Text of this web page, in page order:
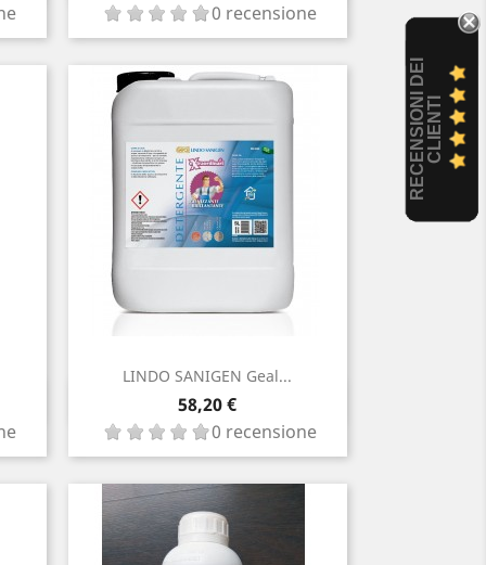
0 recensione
LINDO SANIGEN Geal...
Prezzo
58,20 €
0 recensione
Anteprima
R
E
C
E
N
S
I
ON
I
D
E
I
C
L
I
E
N
TI